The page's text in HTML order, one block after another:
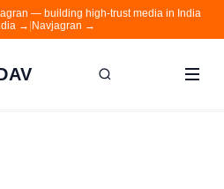
— building high-trust media in India
→ Navjagran →